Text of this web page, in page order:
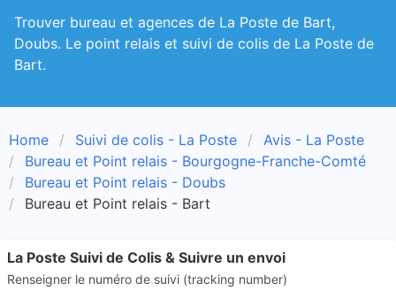
Trouver bureau et agences de La Poste de Bart,
Doubs. Le point relais et suivi de colis de La Poste de
Bart.
Home Suivi de colis - La Poste
Avis - La Poste
Bureau et Point relais - Bourgogne-Franche-Comté
Bureau et Point relais - Doubs
Bureau et Point relais - Bart
La Poste Suivi de Colis & Suivre un envoi
Renseigner le numéro de suivi (tracking number)